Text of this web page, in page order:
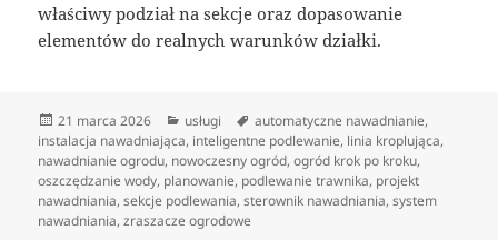
właściwy podział na sekcje oraz dopasowanie
elementów do realnych warunków działki.
Data
publikacji
21 marca 2026 Kategorie
usługi Tagi
automatyczne nawadnianie,
instalacja nawadniająca, inteligentne podlewanie, linia kroplująca,
nawadnianie ogrodu, nowoczesny ogród,ogród krok po kroku,
oszczędzanie wody, planowanie, podlewanie trawnika, projekt
nawadniania,sekcje podlewania,sterownik nawadniania,system
nawadniania,zraszacze ogrodowe